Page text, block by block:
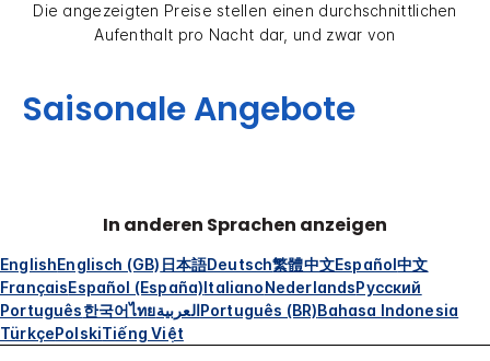
Die angezeigten Preise stellen einen durchschnittlichen
Aufenthalt pro Nacht dar, und zwar von
Saisonale Angebote
In anderen Sprachen anzeigen
EnglishEnglisch (GB) 日本語Deutsch繁體中文Español中文
FrançaisEspañol (España)ItalianoNederlandsРусский
Português한국어ไทยالعربيةPortuguês (BR)Bahasa Indonesia
TürkçePolskiTiếng Việt